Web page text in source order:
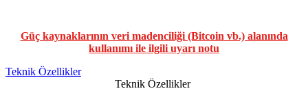
Güç kaynaklarının veri madenciliği (Bitcoin vb.) alanında
kullanımı ile ilgili uyarı notu
Teknik Özellikler
Teknik Özellikler